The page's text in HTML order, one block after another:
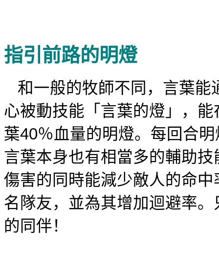
指引前路的明燈
和一般的牧師不同，言葉
心被動技能 「 言葉的燈 」 ， 能
葉40％血量的明燈。每回合
言葉本身也有相當多的輔助
傷害的同時能減少敵人的命中
名隊友，並為其增加迴避率
的同伴！